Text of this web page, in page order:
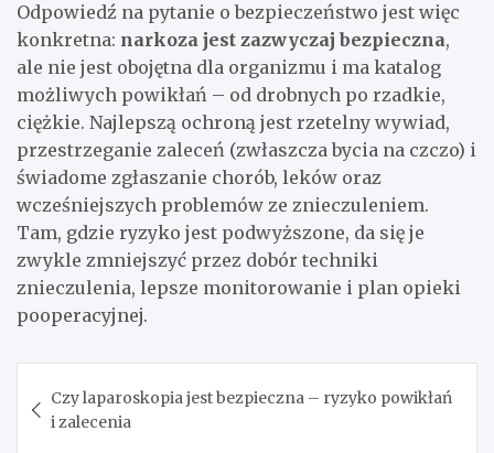
Odpowiedź na pytanie o bezpieczeństwo jest więc
konkretna: narkoza jest zazwyczaj bezpieczna,
ale nie jest obojętna dla organizmu i ma katalog
możliwych powikłań – od drobnych po rzadkie,
ciężkie. Najlepszą ochroną jest rzetelny wywiad,
przestrzeganie zaleceń (zwłaszcza bycia na czczo) i
świadome zgłaszanie chorób, leków oraz
wcześniejszych problemów ze znieczuleniem.
Tam, gdzie ryzyko jest podwyższone, da się je
zwykle zmniejszyć przez dobór techniki
znieczulenia, lepsze monitorowanie i plan opieki
pooperacyjnej.
wpisu
Czy laparoskopia jest bezpieczna – ryzyko powikłań
i zalecenia